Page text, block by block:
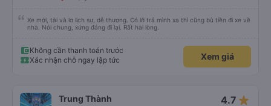
Xe mới, tài và lơ lịch sự, dễ thương. Có lỡ trả mình xa thì cũng bù tiền đi xe về
nhà. Nói chung, xứng đáng đi lại. Rất hài lòng.
Không cần thanh toán trước
Xác nhận chỗ ngay lập tức
Xem giá
Trung Thành 4.7 star_rate